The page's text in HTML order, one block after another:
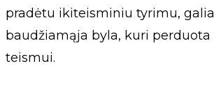
pradėtu ikiteisminiu tyrimu,
baudžiamąja byla, kuri
teismui.